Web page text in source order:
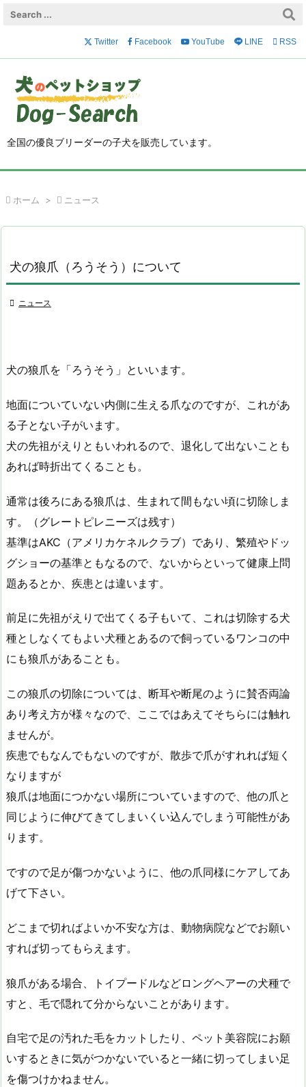
全国の優良ブリーダーの子犬を販売しています。


Twitter Facebook YouTube LINE  RSS
 ホーム >  ニュース
犬の狼爪（ろうそう）について
 ニュース
犬の狼爪を「ろうそう」といいます。
地面についていない内側に生える爪なのですが、これがあ
る子とない子がいます。
犬の先祖がえりともいわれるので、退化して出ないことも
あれば時折出てくることも。
通常は後ろにある狼爪は、生まれて間もない頃に切除しま
す。（グレートピレニーズは残す）
基準はAKC（アメリカケネルクラブ）であり、繁殖やドッ
グショーの基準ともなるので、ないからといって健康上問
題あるとか、疾患とは違います。
前足に先祖がえりで出てくる子もいて、これは切除する犬
種としなくてもよい犬種とあるので飼っているワンコの中
にも狼爪があることも。
この狼爪の切除については、断耳や断尾のように賛否両論
あり考え方が様々なので、ここではあえてそちらには触れ
ませんが。
疾患でもなんでもないのですが、散歩で爪がすれれば短く
なりますが
狼爪は地面につかない場所についていますので、他の爪と
同じように伸びてきてしまいくい込んでしまう可能性があ
ります。
ですので足が傷つかないように、他の爪同様にケアしてあ
げて下さい。
どこまで切ればよいか不安な方は、動物病院などでお願い
すれば切ってもらえます。
狼爪がある場合、トイプードルなどロングヘアーの犬種で
すと、毛で隠れて分からないことがあります。
自宅で足の汚れた毛をカットしたり、ペット美容院にお願
いするときに気がつかないでいると一緒に切ってしまい足
を傷つけかねません。